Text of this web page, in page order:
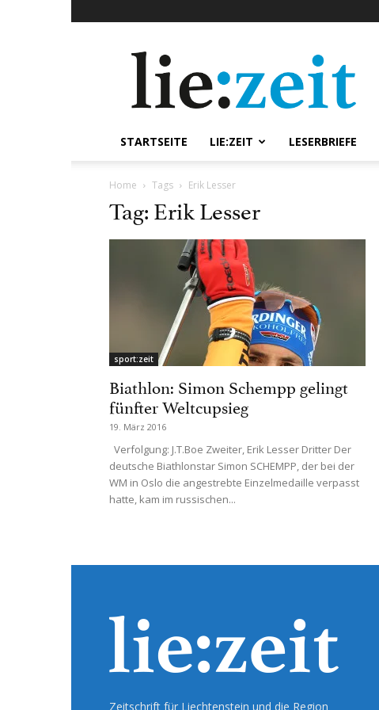
STARTSEITE LIE:ZEIT LESERBRIEFE
Home Tags Erik Lesser
Tag: Erik Lesser
sport:zeit
Biathlon: Simon Schempp gelingt
fünfter Weltcupsieg
19. März 2016
Verfolgung: J.T.Boe Zweiter, Erik Lesser Dritter Der
deutsche Biathlonstar Simon SCHEMPP, der bei der
WM in Oslo die angestrebte Einzelmedaille verpasst
hatte, kam im russischen...
Zeitschrift für Liechtenstein und die Region